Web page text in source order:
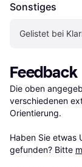
Sonstiges
Gelistet bei
Feedback
Die oben
verschiedenen
Orientierung.
Haben Sie etwas
gefunden? Bitte